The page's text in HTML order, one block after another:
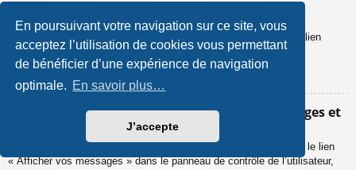
En poursuivant votre navigation sur ce site, vous
acceptez l’utilisation de cookies vous permettant
de bénéficier d’une expérience de navigation
optimale. En savoir plus…
J’accepte
Comment puis-je rechercher des membres ?
Veuillez vous rendre sur la liste des membres puis cliquer sur le lien
« Trouver un membre ».
Haut
Comment puis-je retrouver mes propres messages et
Vos propres messages peuvent être affichés soit en cliquant sur le lien
« Afficher vos messages » dans le panneau de contrôle de l’utilisateur,